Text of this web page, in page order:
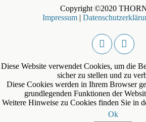
Copyright ©2020
Impressum |
Diese Website verwendet Cookies, um die
sicher zu stellen und zu
Diese Cookies werden in Ihrem Browser
grundlegenden Funktionen der
Weitere Hinweise zu Cookies finden Sie in
Ok